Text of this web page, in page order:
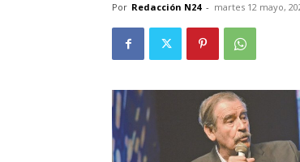
Por Redacción N24 - martes 12 mayo,